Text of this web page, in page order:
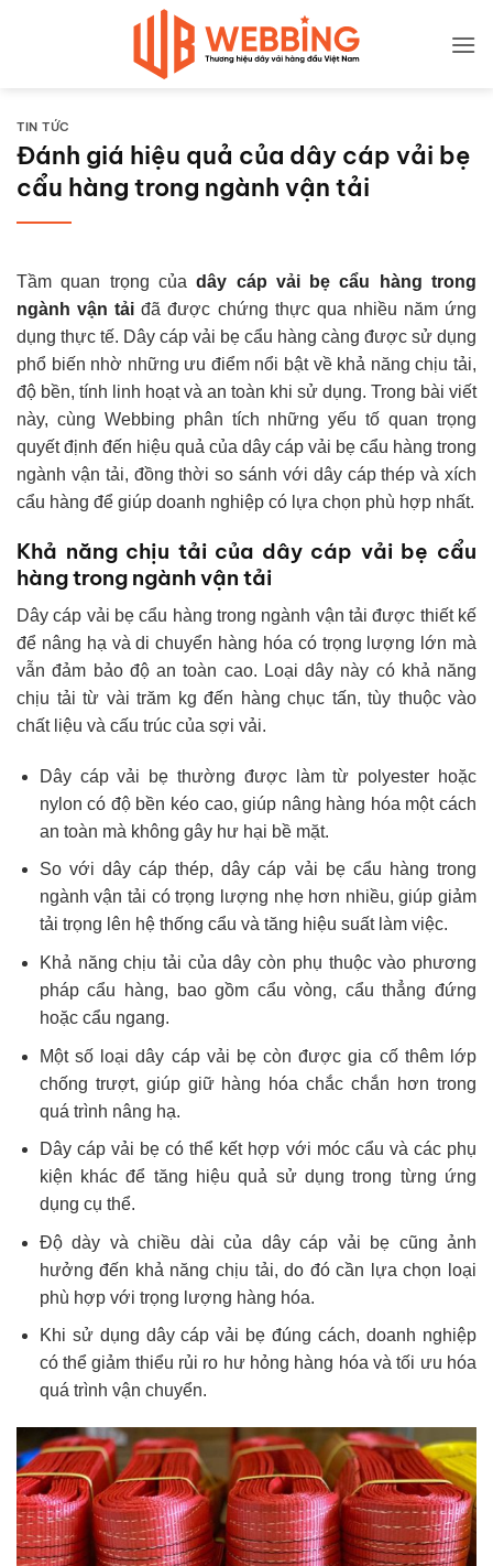
TIN TỨC
Đánh giá hiệu quả của dây cáp vải bẹ
cẩu hàng trong ngành vận tải
Tầm quan trọng củadây cáp vải bẹ cẩu hàng trong
ngành vận tải đã được chứng thực qua nhiều năm ứng
dụng thực tế. Dây cáp vải bẹ cẩu hàng càng được sử dụng
phổ biến nhờ những ưu điểm nổi bật về khả năng chịu tải,
độ bền, tính linh hoạt và an toàn khi sử dụng. Trong bài viết
này, cùng Webbing phân tích những yếu tố quan trọng
quyết định đến hiệu quả của dây cáp vải bẹ cẩu hàng trong
ngành vận tải, đồng thời so sánh với dây cáp thép và xích
cẩu hàng để giúp doanh nghiệp có lựa chọn phù hợp nhất.
Khả năng chịu tải của dây cáp vải bẹ cẩu
hàng trong ngành vận tải
Dây cáp vải bẹ cẩu hàng trong ngành vận tải được thiết kế
để nâng hạ và di chuyển hàng hóa có trọng lượng lớn mà
vẫn đảm bảo độ an toàn cao. Loại dây này có khả năng
chịu tải từ vài trăm kg đến hàng chục tấn, tùy thuộc vào
chất liệu và cấu trúc của sợi vải.
Dây cáp vải bẹ thường được làm từ polyester hoặc
nylon có độ bền kéo cao, giúp nâng hàng hóa một cách
an toàn mà không gây hư hại bề mặt.
So với dây cáp thép, dây cáp vải bẹ cẩu hàng trong
ngành vận tải có trọng lượng nhẹ hơn nhiều, giúp giảm
tải trọng lên hệ thống cẩu và tăng hiệu suất làm việc.
Khả năng chịu tải của dây còn phụ thuộc vào phương
pháp cẩu hàng, bao gồm cẩu vòng, cẩu thẳng đứng
hoặc cẩu ngang.
Một số loại dây cáp vải bẹ còn được gia cố thêm lớp
chống trượt, giúp giữ hàng hóa chắc chắn hơn trong
quá trình nâng hạ.
Dây cáp vải bẹ có thể kết hợp với móc cẩu và các phụ
kiện khác để tăng hiệu quả sử dụng trong từng ứng
dụng cụ thể.
Độ dày và chiều dài của dây cáp vải bẹ cũng ảnh
hưởng đến khả năng chịu tải, do đó cần lựa chọn loại
phù hợp với trọng lượng hàng hóa.
Khi sử dụng dây cáp vải bẹ đúng cách, doanh nghiệp
có thể giảm thiểu rủi ro hư hỏng hàng hóa và tối ưu hóa
quá trình vận chuyển.